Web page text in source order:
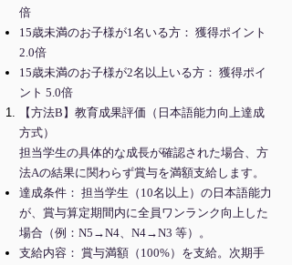
倍
15歳未満のお子様が1名いる方： 獲得ポイント
2.0倍
15歳未満のお子様が2名以上いる方： 獲得ポイ
ント 5.0倍
【方法B】教育成果評価（日本語能力向上達成
方式）
担当学生の具体的な成長が確認された場合、方
法Aの結果に関わらず賞与を満額支給します。
達成条件： 担当学生（10名以上）の日本語能力
が、賞与算定期間内に全員ワンランク向上した
場合（例：N5→N4、N4→N3 等）。
支給内容： 賞与満額（100%）を支給。次期手